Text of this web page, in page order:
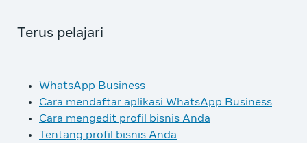
Terus pelajari
WhatsApp Business
Cara mendaftar aplikasi WhatsApp Business
Cara mengedit profil bisnis Anda
Tentang profil bisnis Anda